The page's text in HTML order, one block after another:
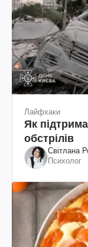
Лайфхаки
Як
обстрілів
Світлана
Психолог